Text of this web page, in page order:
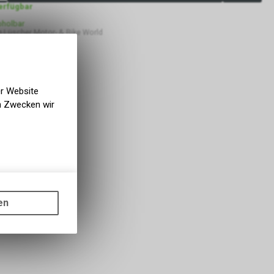
Lüscher Motor- & Bike World
Website
Zwecken wir
wie die
die